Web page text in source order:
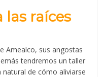
las raíces
Amealco, sus angostas
tendremos un taller
de cómo aliviarse